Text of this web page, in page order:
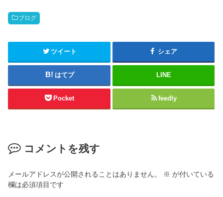
ブログ
ツイート シェア
はてブ LINE
Pocket feedly
コメントを残す
メールアドレスが公開されることはありません。 ※ が付いている
欄は必須項目です